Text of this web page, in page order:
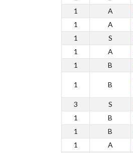
1
A
1
A
1
S
1
A
1
B
1 B
3 S
1
B
1
B
1
A